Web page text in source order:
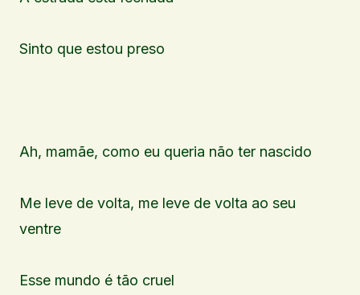
Sinto que estou preso
Ah, mamãe, como eu queria não ter nascido
Me leve de volta, me leve de volta ao seu
ventre
Esse mundo é tão cruel